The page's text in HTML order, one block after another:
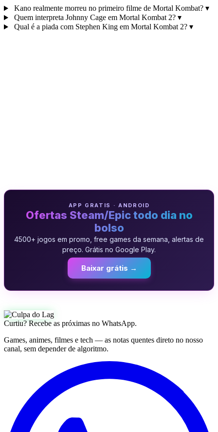
Kano realmente morreu no primeiro filme de Mortal Kombat? ▾
Quem interpreta Johnny Cage em Mortal Kombat 2? ▾
Qual é a piada com Stephen King em Mortal Kombat 2? ▾
APP GRATIS · ANDROID
Ofertas Steam/Epic todo dia no
bolso
4500+ jogos em promo, free games da semana, alertas de
preço. Grátis no Google Play.
Baixar grátis →
Curtiu? Recebe as próximas no WhatsApp.
Games, animes, filmes e tech — as notas quentes direto no nosso
canal, sem depender de algoritmo.